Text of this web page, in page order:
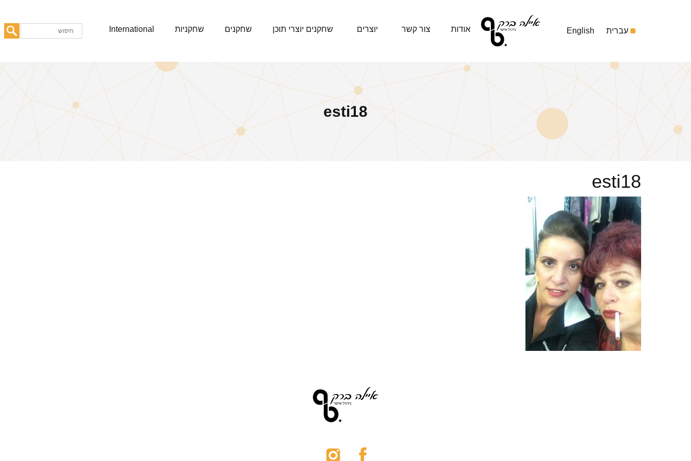
עברית English אודות צור קשר יוצרים שחקנים יוצרי תוכן שחקנים שחקניות International
esti18
esti18